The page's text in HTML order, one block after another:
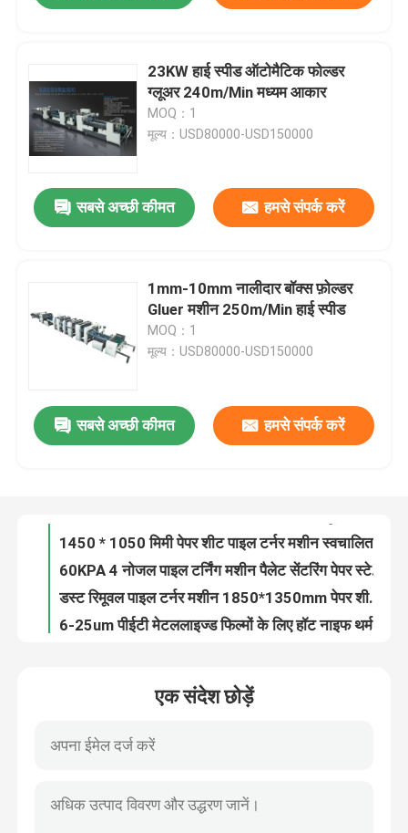
हमारे बारे में
गुणवत्ता नियंत्रण
हमसे संपर्क करें
23KW हाई स्पीड ऑटोमैटिक फोल्डर
ग्लूअर 240m/Min मध्यम आकार
MOQ：1
मूल्य：USD80000-USD150000
सबसे अच्छी कीमत हमसे संपर्क करें
1mm-10mm नालीदार बॉक्स फ़ोल्डर
Gluer मशीन 250m/Min हाई स्पीड
MOQ：1
मूल्य：USD80000-USD150000
सबसे अच्छी कीमत हमसे संपर्क करें
3 नोजल पाइल टर्निंग मशीन पेपर जॉगिंग पैलेट फीडिंग
60KPA 4 नोजल पाइल टर्निंग मशीन पैलेट सेंटरिंग पेपर स्टेकर मशीन
डस्ट रिमूवल पाइल टर्नर मशीन 1850*1350mm पेपर शीट स्टेकर
6-25um पीईटी मेटललाइज्ड फिल्मों के लिए हॉट नाइफ थर्मल फिल्म लैमिनेटर
एक संदेश छोड़ें